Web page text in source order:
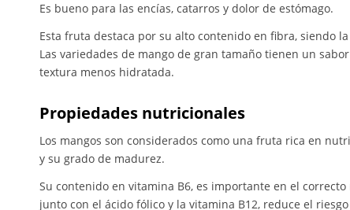
Es bueno para las encías, catarros y dolor de estómago.
Esta fruta destaca por su alto contenido en fibra, siendo
Las variedades de mango de gran tamaño tienen un
textura menos hidratada.
Propiedades nutricionales
Los mangos son considerados como una fruta rica en
y su grado de madurez.
Su contenido en vitamina B6, es importante en el
junto con el ácido fólico y la vitamina B12, reduce el